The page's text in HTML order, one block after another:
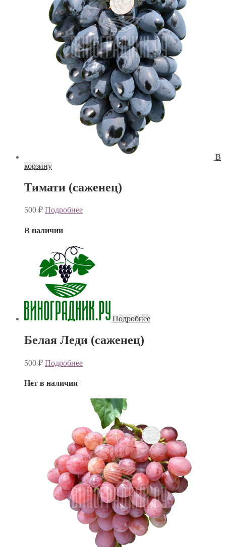
В
корзину
Тимати (саженец)
500 ₽ Подробнее
В наличии
Подробнее
Белая Леди (саженец)
500 ₽ Подробнее
Нет в наличии